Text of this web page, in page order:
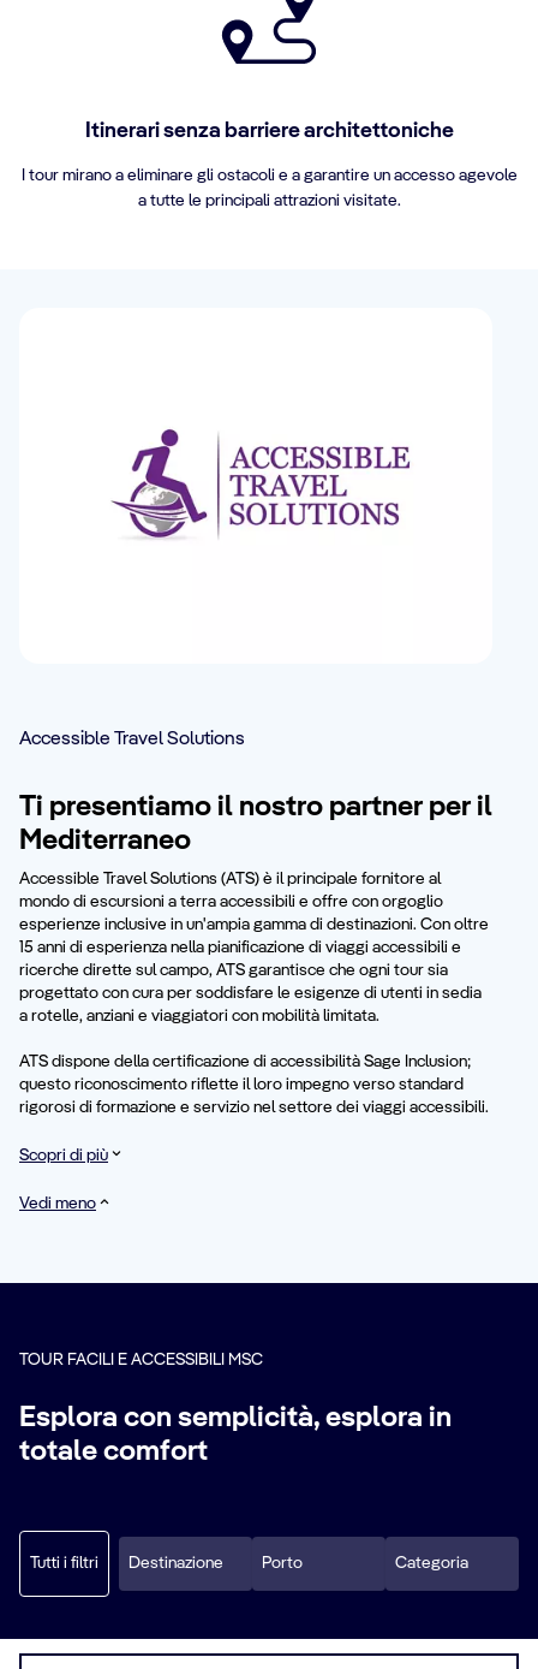
Itinerari senza barriere architettoniche
I tour mirano a eliminare gli ostacoli e a garantire un accesso agevole
a tutte le principali attrazioni visitate.
Accessible Travel Solutions
Ti presentiamo il nostro partner per il
Mediterraneo
Accessible Travel Solutions (ATS) è il principale fornitore al
mondo di escursioni a terra accessibili e offre con orgoglio
esperienze inclusive in un'ampia gamma di destinazioni. Con oltre
15 anni di esperienza nella pianificazione di viaggi accessibili e
ricerche dirette sul campo, ATS garantisce che ogni tour sia
progettato con cura per soddisfare le esigenze di utenti in sedia
a rotelle, anziani e viaggiatori con mobilità limitata.
ATS dispone della certificazione di accessibilità Sage Inclusion;
questo riconoscimento riflette il loro impegno verso standard
rigorosi di formazione e servizio nel settore dei viaggi accessibili.
Scopri di più
Vedi meno
TOUR FACILI E ACCESSIBILI MSC
Esplora con semplicità, esplora in
totale comfort
Destinazione Porto Categoria
Tutti i filtri